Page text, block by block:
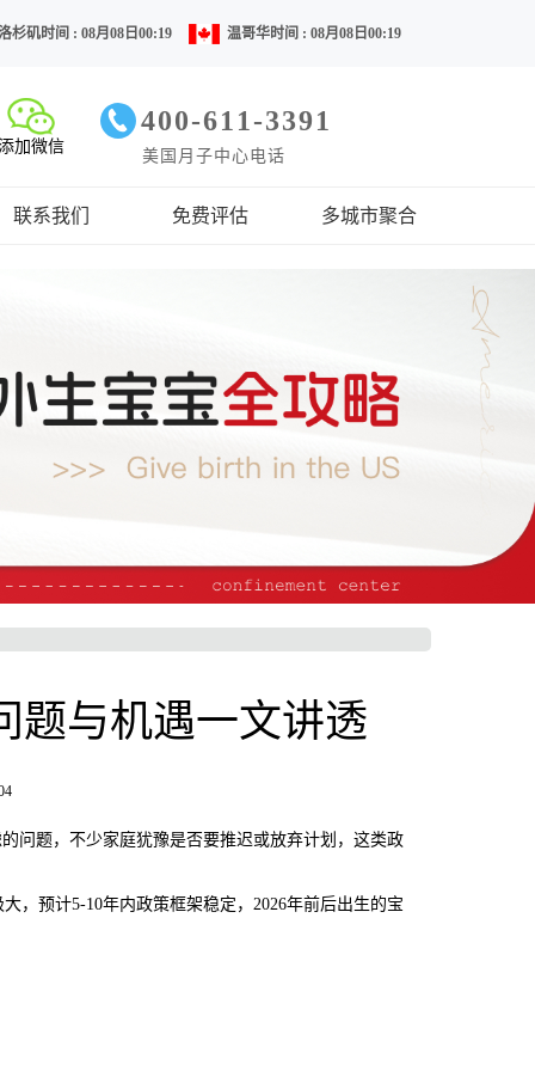
杉矶时间 : 08月08日00:19 温哥华时间 : 08月08日00:19
加微信
400-611-3391
美国月子中心电话
联系我们 免费评估 多城市聚合
题与机遇一文讲透
题，不少家庭犹豫是否要推迟或放弃计划，这类政
预计5-10年内政策框架稳定，2026年前后出生的宝